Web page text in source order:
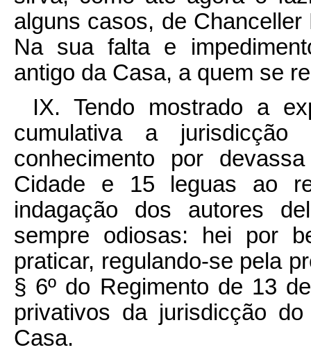
alguns casos, de
Na sua falta e
antigo da Casa, a quem se
IX. Tendo mostrado a
cumulativa a jurisdicção
conhecimento por
Cidade e 15 leguas ao
indagação dos autores
sempre odiosas: hei por
praticar, regulando-se pela
§ 6º do Regimento de 13
privativos da jurisdicção
Casa.